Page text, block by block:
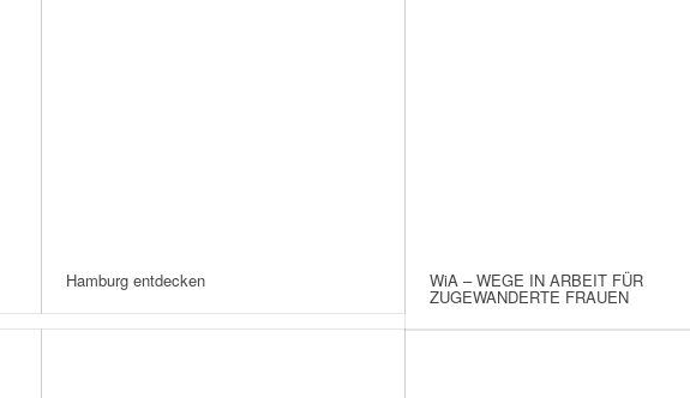
Hamburg entdecken WiA – WEGE IN ARBEIT FÜR
ZUGEWANDERTE FRAUEN